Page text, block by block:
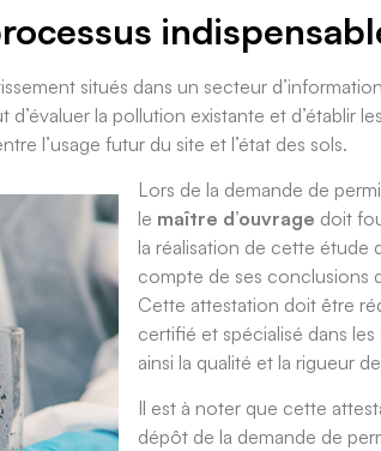
situés dans un secteur
la pollution existante et d’établir
l’usage futur du site et l’état des sols.
Lors de la demande de
le maître d’ouvrage doit
la réalisation de cette étude
compte de ses conclusions
Cette attestation doit être
certifié et spécialisé dans
ainsi la qualité et la rigueur
Il est à noter que cette
dépôt de la demande de